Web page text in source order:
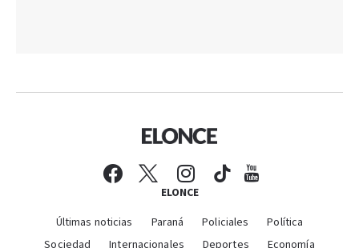
ELONCE
Últimas noticias Paraná Policiales
Política
Sociedad
Internacionales Deportes
Economía